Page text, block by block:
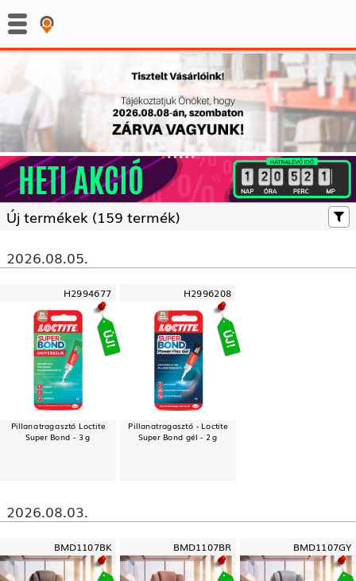
: :
Új termékek (159 termék)
2026.08.05.
H2994677
Pillanatragasztó Loctite
Super Bond - 3 g
H2996208
Pillanatragasztó - Loctite
Super Bond gél - 2 g
2026.08.03.
BMD1107BK BMD1107BR BMD1107GY